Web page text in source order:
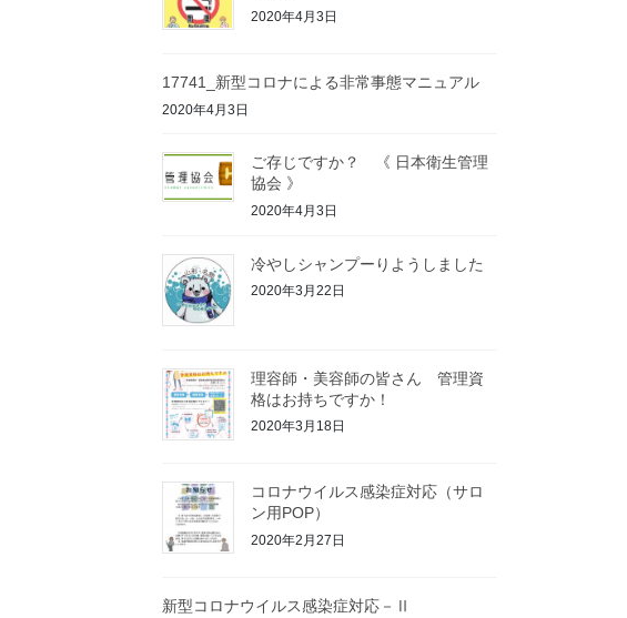
2020年4月3日
17741_新型コロナによる非常事態マニュアル
2020年4月3日
ご存じですか？ 《 日本衛生管理
協会 》
2020年4月3日
冷やしシャンプーりようしました
2020年3月22日
理容師・美容師の皆さん 管理資
格はお持ちですか！
2020年3月18日
コロナウイルス感染症対応（サロ
ン用POP）
2020年2月27日
新型コロナウイルス感染症対応－Ⅱ